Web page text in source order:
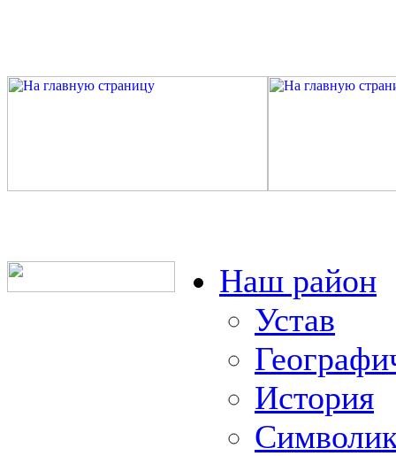
Наш район
Устав
История